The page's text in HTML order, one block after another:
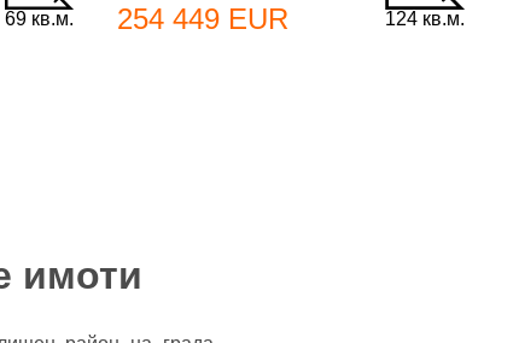
69 кв.м. 254 449 EUR 124 кв.м.
имоти